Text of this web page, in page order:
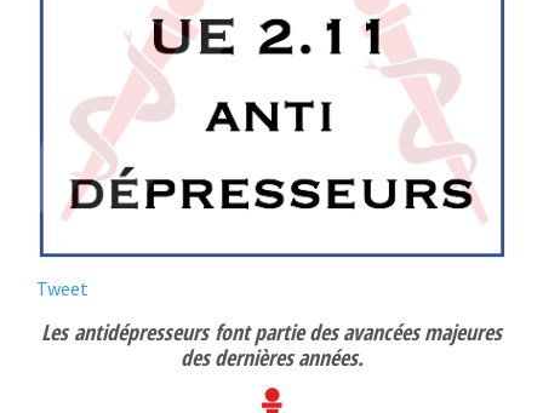
Tweet
Lesantidépresseursfont partie des avancées majeures
des dernières années.